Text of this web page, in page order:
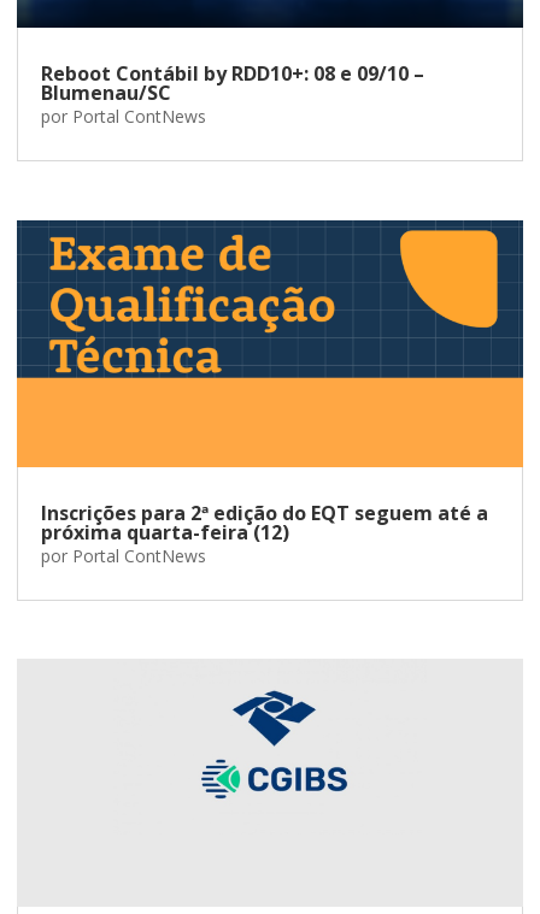
Reboot Contábil by RDD10+: 08 e 09/10 –
Blumenau/SC
por Portal ContNews
Inscrições para 2ª edição do EQT seguem até a
próxima quarta-feira (12)
por Portal ContNews